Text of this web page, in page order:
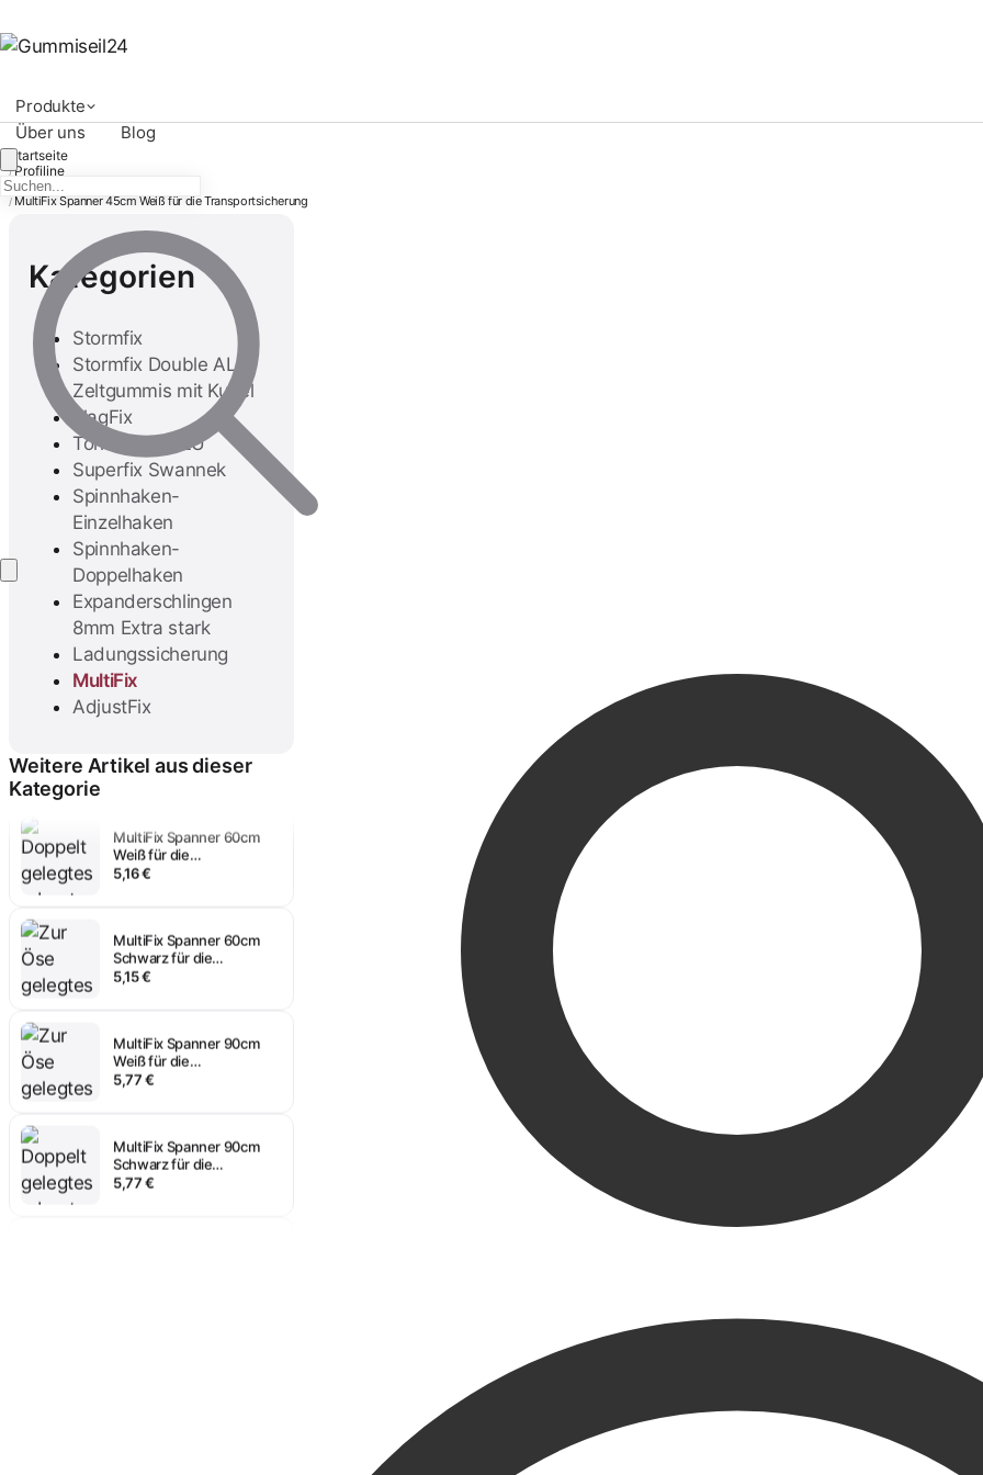
Produkte
Über uns
Blog
Anmelden
Startseite
/ Profiline
/ MultiFix
/ MultiFix Spanner 45cm Weiß für die Transportsicherung
Kategorien
Stormfix
Stormfix Double ALU
Zeltgummis mit Kugel
FlagFix
Tornadofix ALU
Superfix Swannek
Spinnhaken-
Einzelhaken
Spinnhaken-
Doppelhaken
Expanderschlingen
8mm Extra stark
Ladungssicherung
MultiFix
AdjustFix
Weitere Artikel aus dieser
Kategorie
MultiFix Spanner 45cm
Weiß für die
Transportsicherung
5,16 €
Schwarz für die
Transportsicherung
5,15 €
Weiß für die
Transportsicherung
5,77 €
Schwarz für die
Transportsicherung
5,77 €